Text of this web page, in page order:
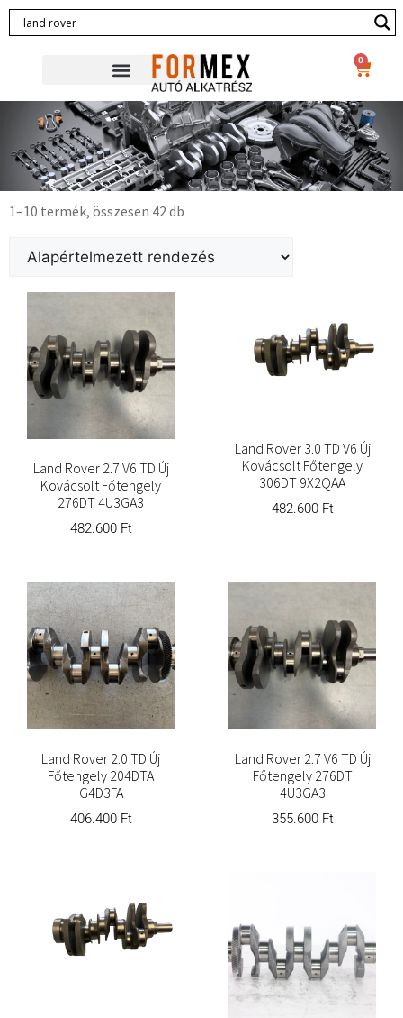
0
1–10 termék, összesen 42 db
Land Rover 2.7 V6 TD Új
Kovácsolt Főtengely
276DT 4U3GA3
482.600 Ft
Land Rover 3.0 TD V6 Új
Kovácsolt Főtengely
306DT 9X2QAA
482.600 Ft
Land Rover 2.0 TD Új
Főtengely 204DTA
G4D3FA
406.400 Ft
Land Rover 2.7 V6 TD Új
Főtengely 276DT
4U3GA3
355.600 Ft